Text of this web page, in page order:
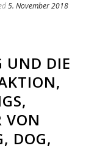
5. November 2018
UND DIE
VON
DOG,